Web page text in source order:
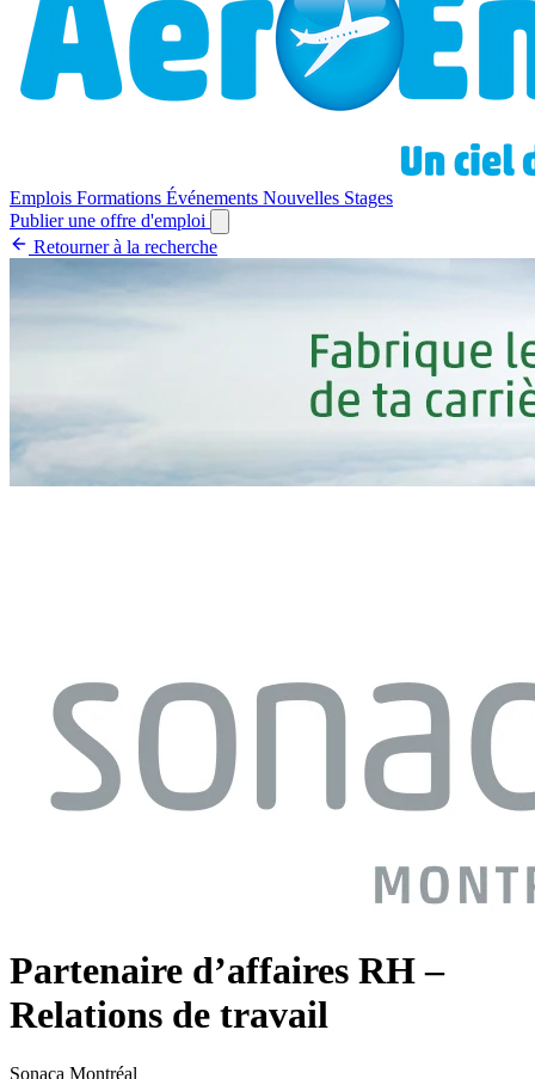
Emplois Formations Événements Nouvelles Stages
Publier une offre d'emploi
Retourner à la recherche
Partenaire d’affaires RH –
Relations de travail
Sonaca Montréal